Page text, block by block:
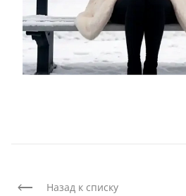
Назад к списку